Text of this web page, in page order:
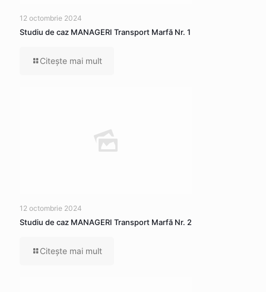
12 octombrie 2024
Studiu de caz MANAGERI Transport Marfă Nr. 1
Citeşte mai mult
12 octombrie 2024
Studiu de caz MANAGERI Transport Marfă Nr. 2
Citeşte mai mult